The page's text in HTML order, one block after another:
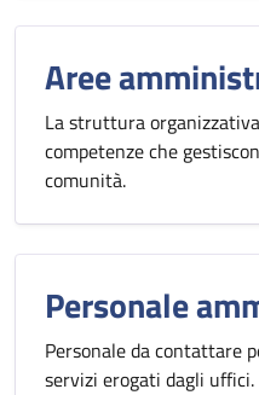
Aree
La struttura
competenze che
comunità.
Personale
Personale da contattare
servizi erogati dagli uffici.